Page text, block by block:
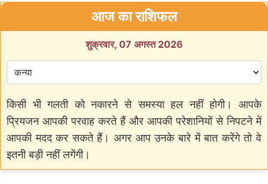
आज का राशिफल
शुक्रवार, 07 अगस्त 2026
किसी भी गलती को नकारने से समस्या हल नहीं होगी। आपके
प्रियजन आपकी परवाह करते हैं और आपकी परेशानियों से निपटने में
आपकी मदद कर सकते हैं। अगर आप उनके बारे में बात करेंगे तो वे
इतनी बड़ी नहीं लगेंगी।